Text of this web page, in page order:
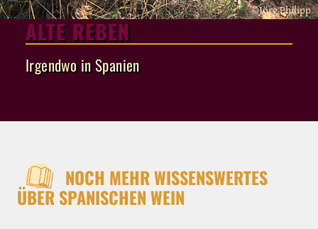
©Jörg Philipp
ALTE REBEN
Irgendwo in Spanien
NOCH MEHR WISSENSWERTES
ÜBER SPANISCHEN WEIN